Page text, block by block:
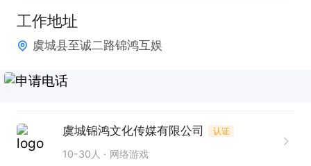
工作地址
虞城县至诚二路锦鸿互娱
虞城锦鸿文化传媒有限公司 认证
10-30人 网络游戏